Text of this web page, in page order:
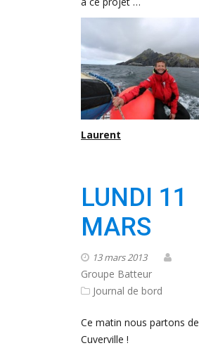
Laurent
LUNDI 11
MARS
13 mars 2013
Groupe Batteur
Journal de bord
Ce matin nous partons de
Cuverville !